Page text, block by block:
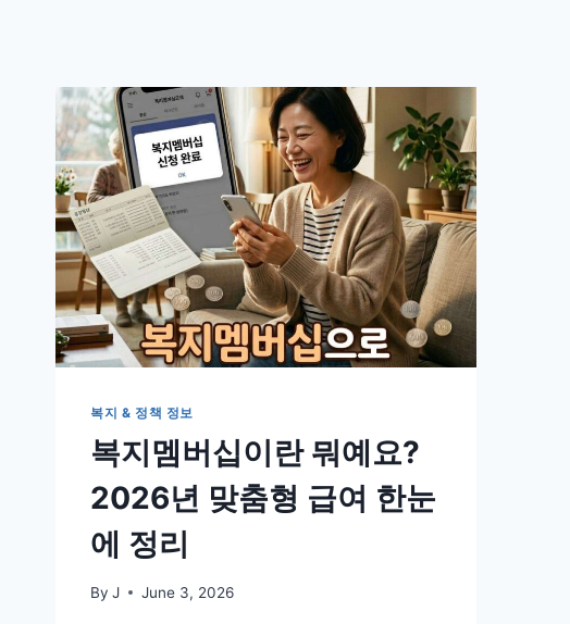
복지 & 정책 정보
복지멤버십이란 뭐예요?
2026년 맞춤형 급여 한눈
에 정리
By J June 3, 2026